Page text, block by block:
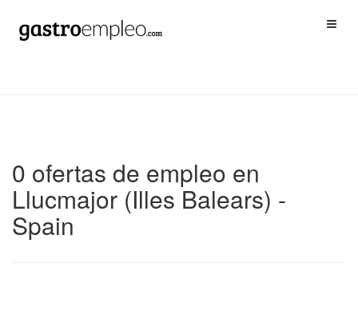
0 ofertas de empleo en
Llucmajor (Illes Balears) -
Spain